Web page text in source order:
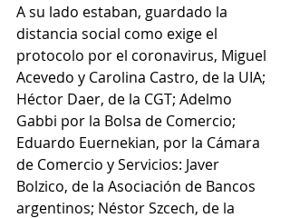
A su lado estaban, guardado la
distancia social como exige el
protocolo por el coronavirus, Miguel
Acevedo y Carolina Castro, de la UIA;
Héctor Daer, de la CGT; Adelmo
Gabbi por la Bolsa de Comercio;
Eduardo Euernekian, por la Cámara
de Comercio y Servicios: Javer
Bolzico, de la Asociación de Bancos
argentinos; Néstor Szcech, de la